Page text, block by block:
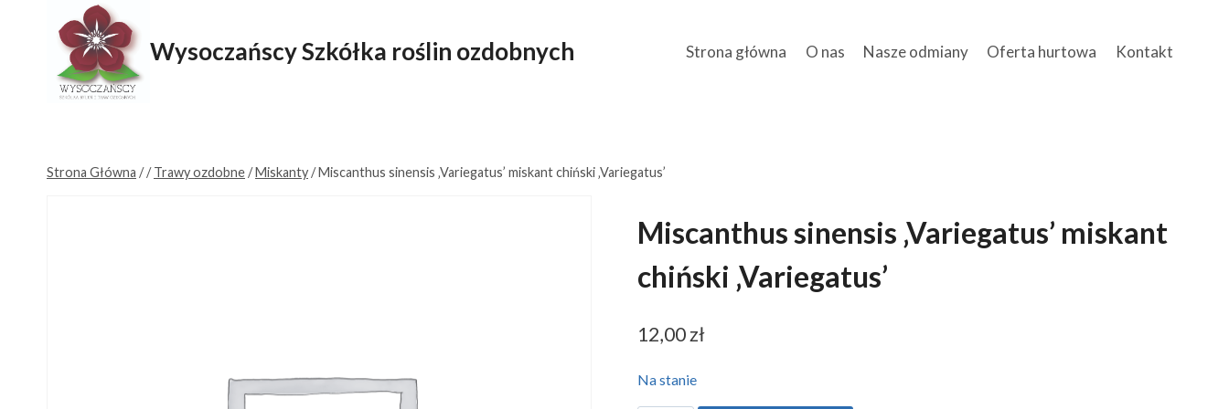
Wysoczańscy Szkółka roślin ozdobnych Strona główna O nas Nasze odmiany Oferta hurtowa Kontakt
Strona Główna // Trawy ozdobne/Miskanty/Miscanthus sinensis ‚Variegatus’ miskant chiński ‚Variegatus’
Miscanthus sinensis ‚Variegatus’ miskant
chiński ‚Variegatus’
12,00zł
Na stanie